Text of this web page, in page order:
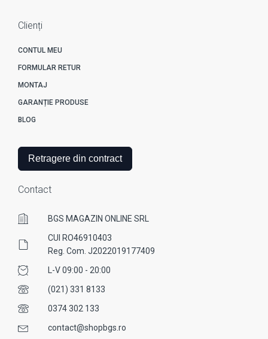
Clienți
CONTUL MEU
FORMULAR RETUR
MONTAJ
GARANȚIE PRODUSE
BLOG
Retragere din contract
Contact
BGS MAGAZIN ONLINE SRL
CUI RO46910403
Reg. Com. J2022019177409
L-V 09:00 - 20:00
(021) 331 8133
0374 302 133
contact@shopbgs.ro